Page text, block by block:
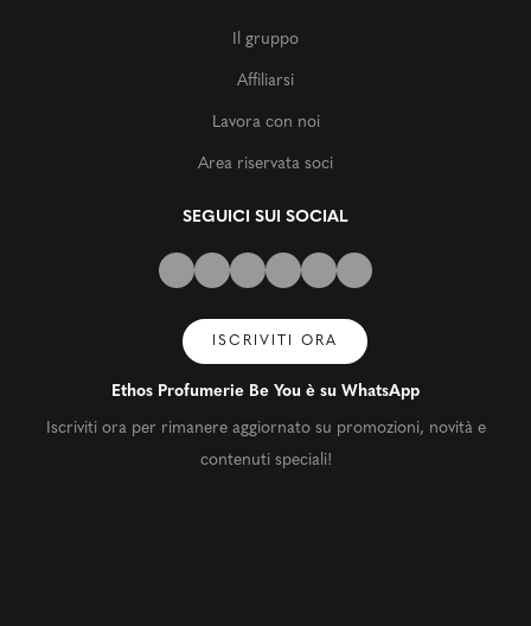
Il gruppo
Affiliarsi
Lavora con noi
Area riservata soci
SEGUICI SUI SOCIAL
ISCRIVITI ORA
Ethos Profumerie Be You è su WhatsApp
Iscriviti ora per rimanere aggiornato su promozioni, novità e
contenuti speciali!